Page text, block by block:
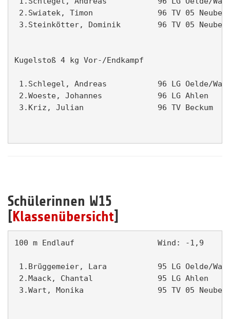
2.Swiatek, Timon              96 TV 05
3.Steinkötter, Dominik        96 TV 05
Kugelstoß 4 kg Vor-/Endkampf
1.Schlegel, Andreas           96 LG Oelde/
2.Woeste, Johannes            96 LG
3.Kriz, Julian                96 TV
Schülerinnen W15
[Klassenübersicht]
100 m Endlauf                  Wind: -1,9
1.Brüggemeier, Lara           95 LG Oelde/
2.Maack, Chantal              95 LG
3.Wart, Monika                95 TV 05